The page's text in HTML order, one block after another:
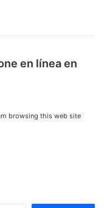
en línea en
browsing this web site